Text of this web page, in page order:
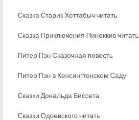
Сказка Старик Хоттабыч читать
Сказка Приключения Пиноккио читать
Питер Пэн Сказочная повесть
Питер Пэн в Кенсингтонском Саду
Сказки Дональда Биссета
Сказки Одоевского читать